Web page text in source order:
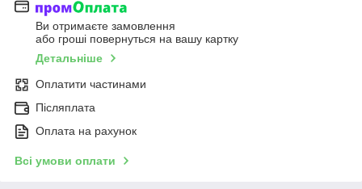
Ви отримаєте замовлення
або гроші повернуться на вашу картку
Детальніше
Оплатити частинами
Післяплата
Оплата на рахунок
Всі умови оплати